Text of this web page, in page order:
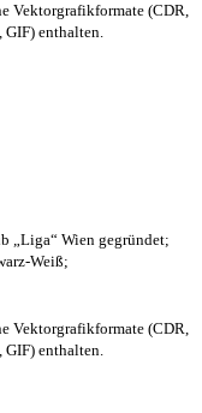
Vektorgrafikformate (CDR,
enthalten.
„Liga“ Wien gegründet;
Weiß;
Vektorgrafikformate (CDR,
enthalten.